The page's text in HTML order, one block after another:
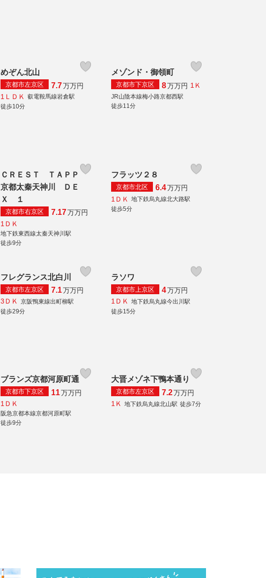
めぞん北山
京都市左京区 7.7万万円
1ＬＤＫ
叡電鞍馬線岩倉駅
徒歩10分
メゾンド・御領町
京都市下京区 8万万円 1Ｋ
JR山陰本線梅小路京都西駅
徒歩11分
ＣＲＥＳＴ ＴＡＰＰ
京都太秦天神川 ＤＥ
Ｘ １
京都市右京区 7.17万万円
1ＤＫ
地下鉄東西線太秦天神川駅
徒歩9分
フラッツ２８
京都市北区 6.4万万円
1ＤＫ
地下鉄烏丸線北大路駅
徒歩5分
フレグランス北白川
京都市左京区 7.1万万円
3ＤＫ 京阪鴨東線出町柳駅
徒歩29分
ラソワ
京都市上京区 4万万円
1ＤＫ 地下鉄烏丸線今出川駅
徒歩15分
ブランズ京都河原町通
京都市下京区 11万万円
1ＤＫ
阪急京都本線京都河原町駅
徒歩9分
大晋メゾネ下鴨本通り
京都市左京区 7.2万万円
1Ｋ
地下鉄烏丸線北山駅 徒歩7分